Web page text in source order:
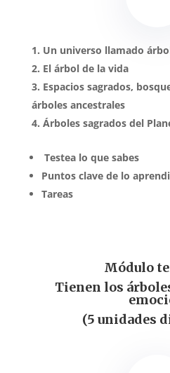
Un universo llamado
El árbol de la vida
Espacios sagrados,
árboles ancestrales
Árboles sagrados del
Testea lo que sabes
Puntos clave de lo
Tareas
Módulo
Tienen los
(5 unidades